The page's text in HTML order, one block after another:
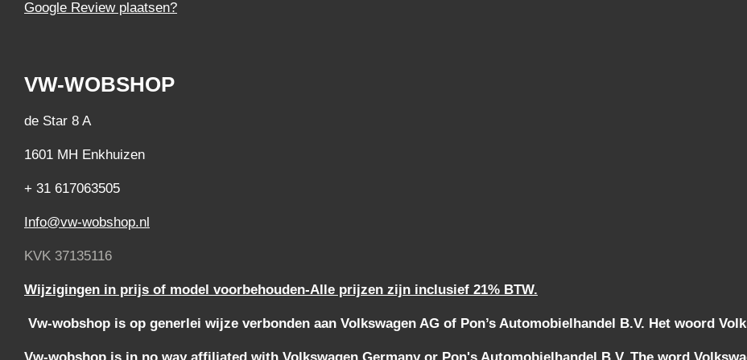
Google Review plaatsen?
VW-WOBSHOP
de Star 8 A
1601 MH Enkhuizen
+ 31 617063505
Info@vw-wobshop.nl
KVK 37135116
Wijzigingen in prijs of model voorbehouden-Alle prijzen zijn inclusief 21% BTW.
Vw-wobshop is op generlei wijze verbonden aan Volkswagen AG of Pon’s Automobielhandel B.V. Het woord